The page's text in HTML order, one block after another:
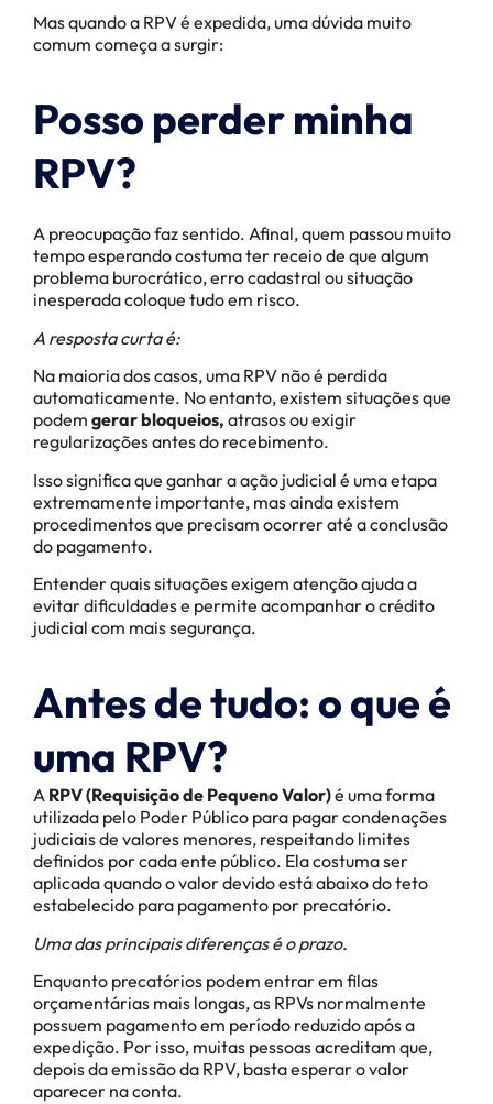
Mas quando a RPV é expedida, uma dúvida muito
comum começa a surgir:
Posso perder minha
RPV?
A preocupação faz sentido. Afinal, quem passou muito
tempo esperando costuma ter receio de que algum
problema burocrático, erro cadastral ou situação
inesperada coloque tudo em risco.
A resposta curta é:
Na maioria dos casos, uma RPV não é perdida
automaticamente. No entanto, existem situações que
podem gerar bloqueios, atrasos ou exigir
regularizações antes do recebimento.
Isso significa que ganhar a ação judicial é uma etapa
extremamente importante, mas ainda existem
procedimentos que precisam ocorrer até a conclusão
do pagamento.
Entender quais situações exigem atenção ajuda a
evitar dificuldades e permite acompanhar o crédito
judicial com mais segurança.
Antes de tudo: o que é
uma RPV?
A RPV (Requisição de Pequeno Valor)é uma forma
utilizada pelo Poder Público para pagar condenações
judiciais de valores menores, respeitando limites
definidos por cada ente público. Ela costuma ser
aplicada quando o valor devido está abaixo do teto
estabelecido para pagamento por precatório.
Uma das principais diferenças é o prazo.
Enquanto precatórios podem entrar em filas
orçamentárias mais longas, as RPVs normalmente
possuem pagamento em período reduzido após a
expedição. Por isso, muitas pessoas acreditam que,
depois da emissão da RPV, basta esperar o valor
aparecer na conta.